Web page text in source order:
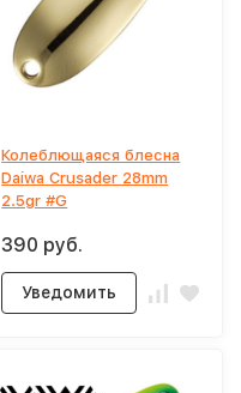
Колеблющаяся блесна
Daiwa Crusader 28mm
2.5gr #G
390 руб.
Уведомить